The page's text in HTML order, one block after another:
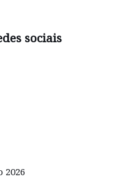
sociais
2026